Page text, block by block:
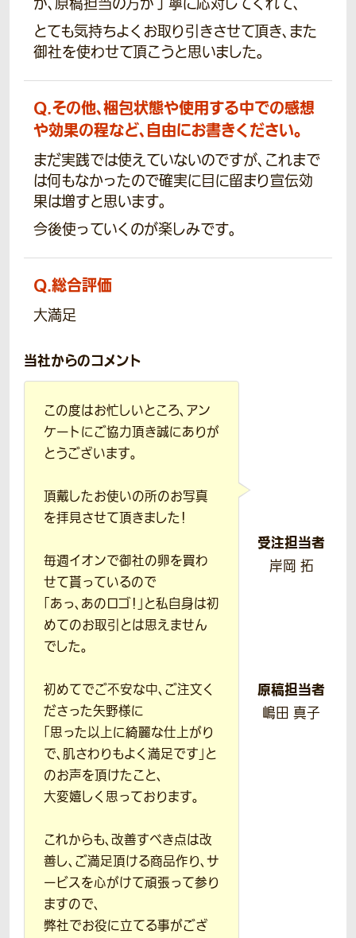
とても気持ちよくお取り引きさせて頂き、また
御社を使わせて頂こうと思いました。
Q.その他、梱包状態や使用する中での感想
や効果の程など、自由にお書きください。
まだ実践では使えていないのですが、これまで
は何もなかったので確実に目に留まり宣伝効
果は増すと思います。
今後使っていくのが楽しみです。
Q.総合評価
大満足
当社からのコメント
この度はお忙しいところ、アン
ケートにご協力頂き誠にありが
とうございます。
頂戴したお使いの所のお写真
を拝見させて頂きました！
毎週イオンで御社の卵を買わ
せて貰っているので
「あっ、あのロゴ！」と私自身は初
めてのお取引とは思えません
でした。
初めてでご不安な中、ご注文く
ださった矢野様に
「思った以上に綺麗な仕上がり
で、肌さわりもよく満足です」と
のお声を頂けたこと、
大変嬉しく思っております。
これからも、改善すべき点は改
善し、ご満足頂ける商品作り、サ
ービスを心がけて頑張って参り
ますので、
弊社でお役に立てる事がござ
受注担当者
岸岡 拓
原稿担当者
嶋田 真子